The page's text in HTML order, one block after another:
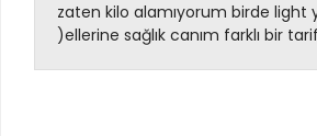
zaten kilo alamıyorum birde light
)ellerine sağlık canım farklı bir